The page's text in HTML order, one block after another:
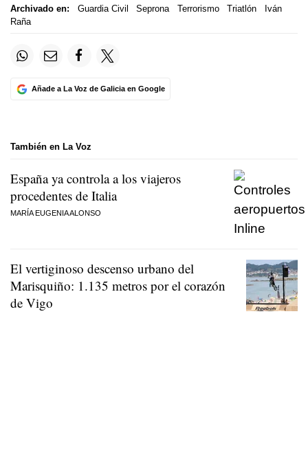
Archivado en: Guardia Civil Seprona Terrorismo Triatlón
Iván
Raña
Añade a La Voz de Galicia en Google
También en La Voz
España ya controla a los viajeros
procedentes de Italia
MARÍA EUGENIA ALONSO
El vertiginoso descenso urbano del
Marisquiño: 1.135 metros por el corazón
de Vigo